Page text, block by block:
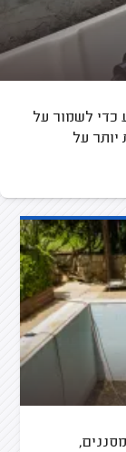
כדי לשמור על
יותר על